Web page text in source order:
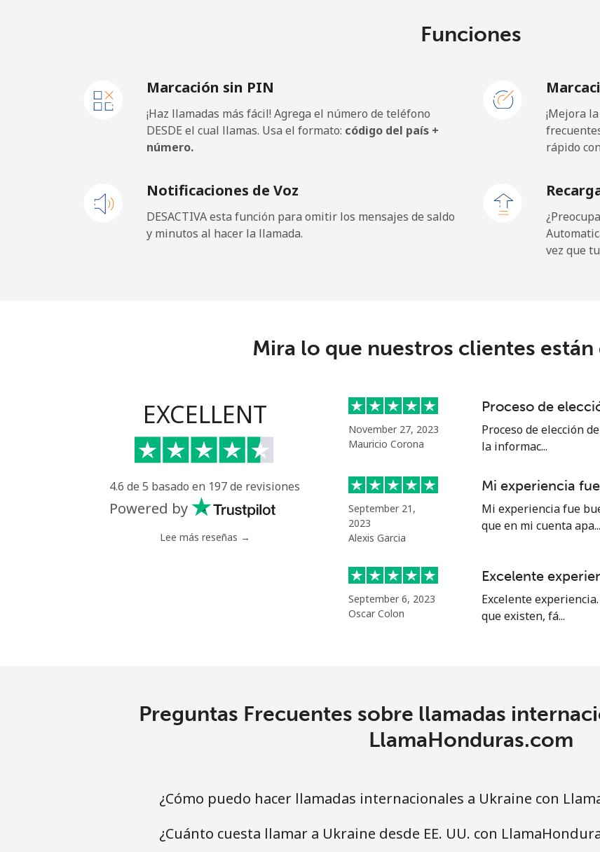
Celular 416 min por ⁦$10⁩
Premium ⁦42.5¢⁩ 23 min por ⁦$10⁩
All country 665 min por ⁦$10⁩
Uruguay
⁦6.5¢⁩ 153 min por ⁦$10⁩
All country 57 min por ⁦$10⁩
Uzbekistan
Línea fija 59 min por ⁦$10⁩
Celular 59 min por ⁦$10⁩
60 min por ⁦$10⁩
Funciones
Marcación sin PIN
¡Haz llamadas más fácil! Agrega el número de teléfono
DESDE el cual llamas. Usa el formato: código del país +
número.
¡Mejora
rápido
Notificaciones de Voz
DESACTIVA esta función para omitir los mensajes de saldo
y minutos al hacer la llamada.
vez que
Mira lo que nuestros clientes
EXCELLENT
4.6 de 5 basado en 197 de revisiones
Powered by
Lee más reseñas →
November 27, 2023
Mauricio Corona
Proceso de
Proceso de elección
la informac...
September 21,
2023
Alexis Garcia
Mi experiencia
Mi experiencia fue
que en mi cuenta apa...
September 6, 2023
Oscar Colon
Excelente
Excelente
que existen, fá...
Preguntas Frecuentes sobre llamadas
LlamaHonduras.com
¿Cómo puedo hacer llamadas internacionales a Ukraine con
¿Cuánto cuesta llamar a Ukraine desde EE. UU. con